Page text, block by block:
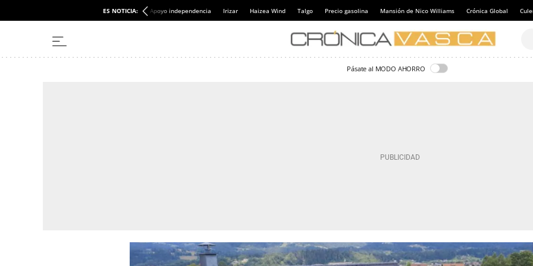
ES NOTICIA: Apoyo independencia Irizar Haizea Wind Talgo Precio gasolina Mansión de Nico Williams Crónica Global
Pásate al MODO AHORRO